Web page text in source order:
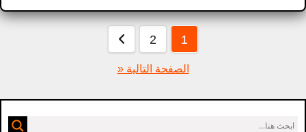
المقالات
1
2
الصفحة التالية «